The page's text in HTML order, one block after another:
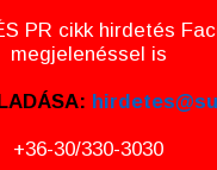
PR cikk hirdetés
megjelenéssel is
+36-30/330-3030